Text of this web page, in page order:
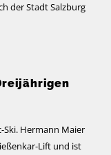
der Stadt Salzburg
Hermann Maier
Lift und ist